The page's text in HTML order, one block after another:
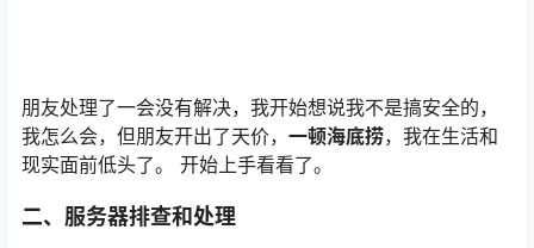
朋友处理了一会没有解决，我开始想说我不是搞安全的，
我怎么会，但朋友开出了天价， 一顿海底捞，我在生活和
现实面前低头了。 开始上手看看了。
二、服务器排查和处理